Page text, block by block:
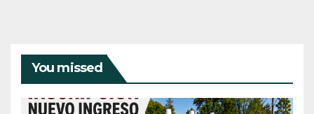
You missed